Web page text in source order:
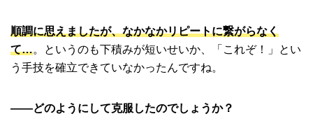
順調に思えましたが、なかなかリピートに繋がらなく
て…。というのも下積みが短いせいか、「これぞ！」とい
う手技を確立できていなかったんですね。
――どのようにして克服したのでしょうか？